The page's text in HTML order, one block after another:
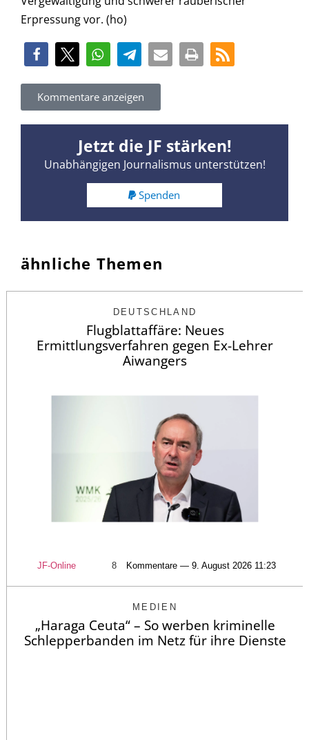
Erpressung vor. (ho)
Kommentare anzeigen
Jetzt die JF stärken!
Unabhängigen Journalismus unterstützen!
Spenden
ähnliche Themen
DEUTSCHLAND
Flugblattaffäre: Neues
Ermittlungsverfahren gegen Ex-Lehrer
Aiwangers
JF-Online 8 Kommentare — 9. August 2026 11:23
MEDIEN
„Haraga Ceuta“ – So werben kriminelle
Schlepperbanden im Netz für ihre Dienste